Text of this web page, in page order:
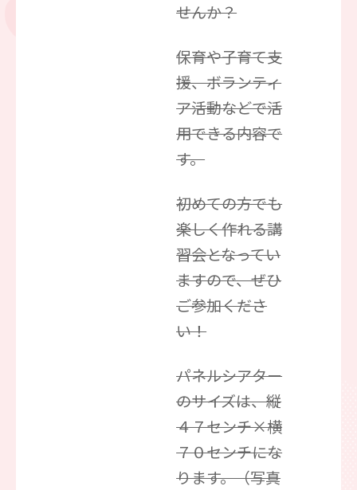
せんか？
保育や子育て支
援、ボランティ
ア活動などで活
用できる内容で
す。
初めての方でも
楽しく作れる講
習会となってい
ますので、ぜひ
ご参加くださ
い！
パネルシアター
のサイズは、縦
４７センチ×横
７０センチにな
ります。（写真